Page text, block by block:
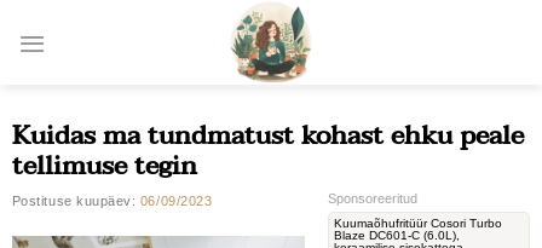
Kuidas ma tundmatust kohast ehku peale
tellimuse tegin
Postituse kuupäev: 06/09/2023 Sponsoreeritud
Kuumaõhufritüür Cosori Turbo
Blaze DC601-C ‎(6.0L),